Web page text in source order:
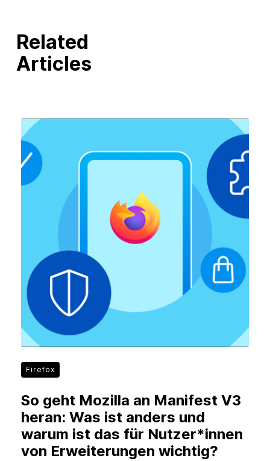
Related
Articles
Firefox
So geht Mozilla an Manifest V3
heran: Was ist anders und
warum ist das für Nutzer*innen
von Erweiterungen wichtig?